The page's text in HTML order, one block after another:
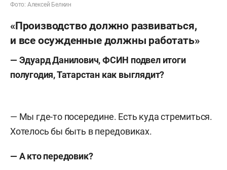
Фото: Алексей Белкин
«Производство должно развиваться,
и все осужденные должны работать»
— Эдуард Данилович, ФСИН подвел итоги
полугодия, Татарстан как выглядит?
— Мы где-то посередине. Есть куда стремиться.
Хотелось бы быть в передовиках.
— А кто передовик?